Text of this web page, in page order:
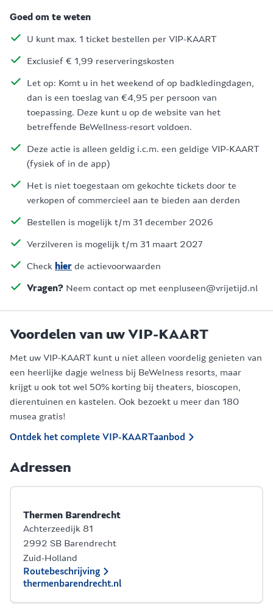
Goed om te weten
U kunt max. 1 ticket bestellen per VIP-KAART
Exclusief € 1,99 reserveringskosten
Let op: Komt u in het weekend of op badkledingdagen,
dan is een toeslag van €4,95 per persoon van
toepassing. Deze kunt u op de website van het
betreffende BeWellness-resort voldoen.
Deze actie is alleen geldig i.c.m. een geldige VIP-KAART
(fysiek of in de app)
Het is niet toegestaan om gekochte tickets door te
verkopen of commercieel aan te bieden aan derden
Bestellen is mogelijk t/m 31 december 2026
Verzilveren is mogelijk t/m 31 maart 2027
Check hier de actievoorwaarden
Vragen? Neem contact op met eenpluseen@vrijetijd.nl
Voordelen van uw VIP-KAART
Met uw VIP-KAART kunt u niet alleen voordelig genieten van
een heerlijke dagje welness bij BeWelness resorts, maar
krijgt u ook tot wel 50% korting bij theaters, bioscopen,
dierentuinen en kastelen. Ook bezoekt u meer dan 180
musea gratis!
Ontdek het complete VIP-KAARTaanbod
Adressen
Thermen Barendrecht
Achterzeedijk 81
2992 SB Barendrecht
Zuid-Holland
Routebeschrijving
thermenbarendrecht.nl